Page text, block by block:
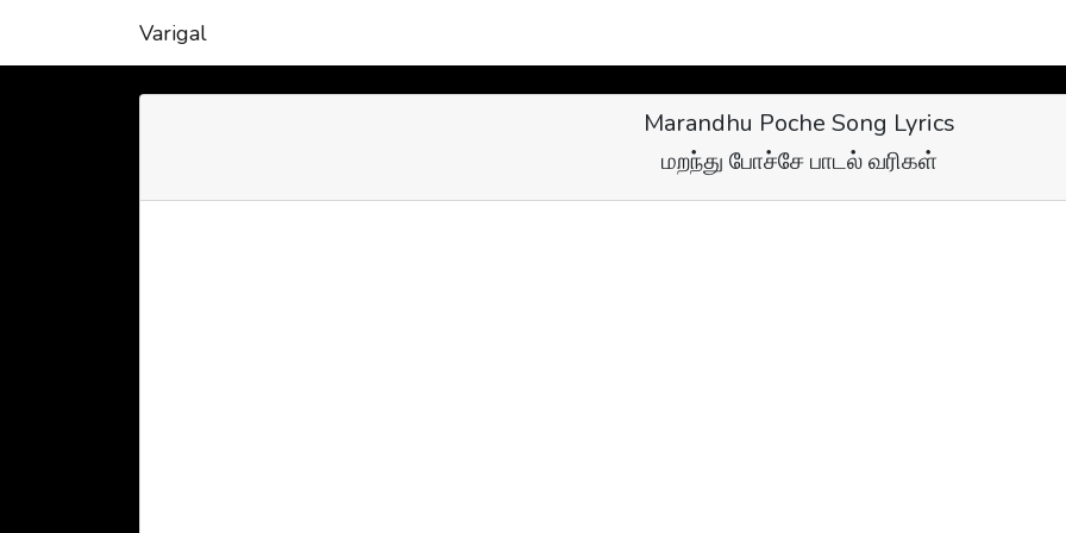
Varigal
Marandhu Poche Song Lyrics
மறந்து போச்சே பாடல் வரிகள்